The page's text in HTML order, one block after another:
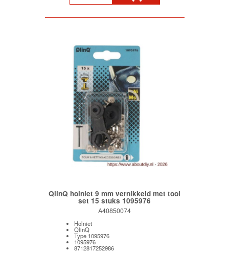
QlinQ holniet 9 mm vernikkeld met tool
set 15 stuks 1095976
A40850074
Holniet
QlinQ
Type 1095976
1095976
8712817252986